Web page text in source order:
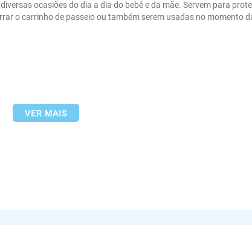
ocasiões do dia a dia do bebê e da mãe. Servem para
o carrinho de passeio ou também serem usadas no momento
VER MAIS